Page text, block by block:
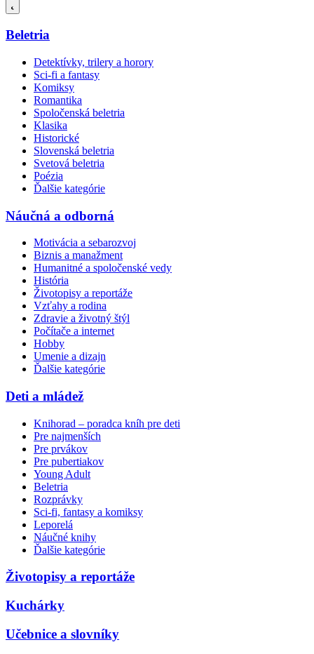
Beletria
Detektívky, trilery a horory
Sci-fi a fantasy
Komiksy
Romantika
Spoločenská beletria
Klasika
Historické
Slovenská beletria
Svetová beletria
Poézia
Ďalšie kategórie
Náučná a odborná
Motivácia a sebarozvoj
Biznis a manažment
Humanitné a spoločenské vedy
História
Životopisy a reportáže
Vzťahy a rodina
Zdravie a životný štýl
Počítače a internet
Hobby
Umenie a dizajn
Ďalšie kategórie
Deti a mládež
Knihorad – poradca kníh pre deti
Pre najmenších
Pre prvákov
Pre pubertiakov
Young Adult
Beletria
Rozprávky
Sci-fi, fantasy a komiksy
Leporelá
Náučné knihy
Ďalšie kategórie
Životopisy a reportáže
Kuchárky
Učebnice a slovníky